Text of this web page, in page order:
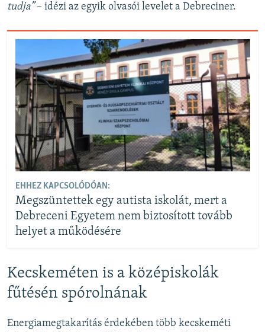
tudja”– idézi az egyik olvasói levelet a Debreciner.
EHHEZ KAPCSOLÓDÓAN:
Megszüntettek egy autista iskolát, mert a
Debreceni Egyetem nem biztosított tovább
helyet a működésére
Kecskeméten is a középiskolák
fűtésén spórolnának
Energiamegtakarítás érdekében több kecskeméti